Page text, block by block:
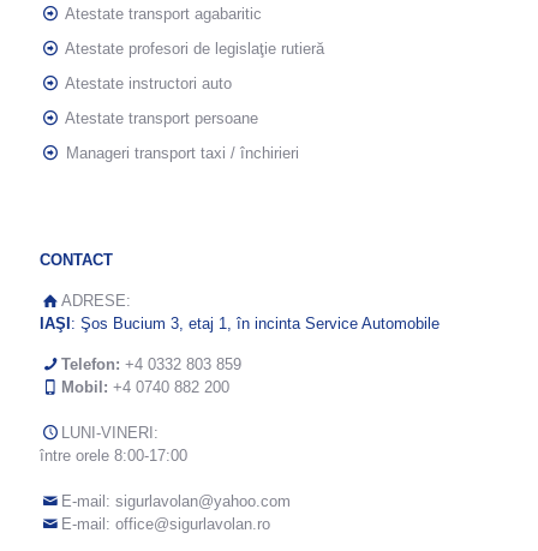
Atestate transport agabaritic
Atestate profesori de legislaţie rutieră
Atestate instructori auto
Atestate transport persoane
Manageri transport taxi / închirieri
CONTACT
ADRESE:
IAŞI : Şos Bucium 3, etaj 1, în incinta Service Automobile
Telefon: +4 0332 803 859
Mobil: +4 0740 882 200
LUNI-VINERI:
între orele 8:00-17:00
E-mail:sigurlavolan@yahoo.com
E-mail:office@sigurlavolan.ro